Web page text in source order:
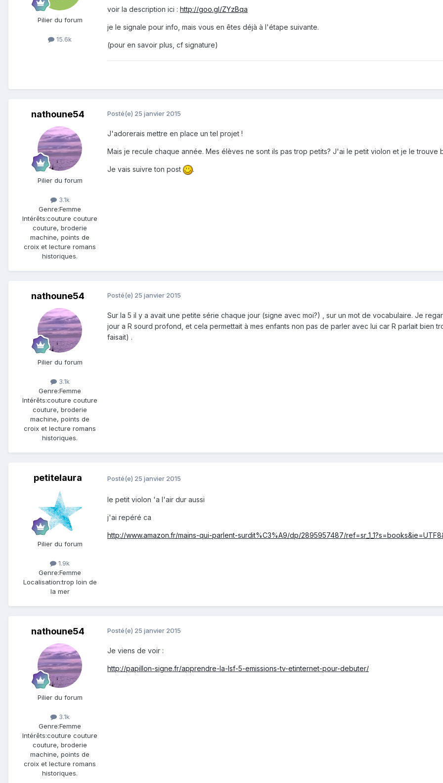
Pilier du forum
15.6k
voir la description ici : http://goo.gl/ZYzBqa
je le signale pour info, mais vous en êtes déjà à l'étape suivante.
(pour en savoir plus, cf signature)
nathoune54
Pilier du forum
3.1k
Genre:Femme
Intérêts:couture couture
couture, broderie
machine, points de
croix et lecture romans
historiques.
Posté(e) 25 janvier 2015
J'adorerais mettre en place un tel projet !
Mais je recule chaque année. Mes élèves ne sont ils pas trop petits? J'ai le petit violon et je le trouve
Je vais suivre ton post .
nathoune54
Pilier du forum
3.1k
Genre:Femme
Intérêts:couture couture
couture, broderie
machine, points de
croix et lecture romans
historiques.
Posté(e) 25 janvier 2015
Sur la 5 il y a avait une petite série chaque jour (signe avec moi?) , sur un mot de vocabulaire. Je
jour a R sourd profond, et cela permettait à mes enfants non pas de parler avec lui car R parlait bien
faisait) .
petitelaura
Pilier du forum
1.9k
Genre:Femme
Localisation:trop loin de
la mer
Posté(e) 25 janvier 2015
le petit violon 'a l'air dur aussi
j'ai repéré ca
http://www.amazon.fr/mains-qui-parlent-surdit%C3%A9/dp/2895957487/
nathoune54
Pilier du forum
3.1k
Genre:Femme
Intérêts:couture couture
couture, broderie
machine, points de
croix et lecture romans
historiques.
Posté(e) 25 janvier 2015
Je viens de voir :
http://papillon-signe.fr/apprendre-la-lsf-5-emissions-tv-etinternet-pour-debuter/